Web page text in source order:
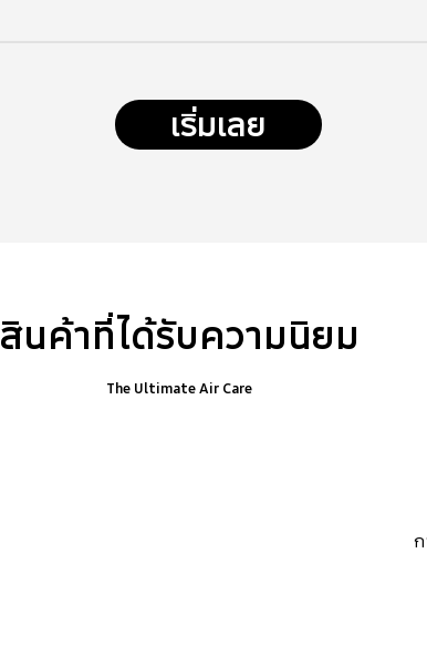
เริ่มเลย
สินค้าที่ได้รับความนิยม
The Ultimate Air Care